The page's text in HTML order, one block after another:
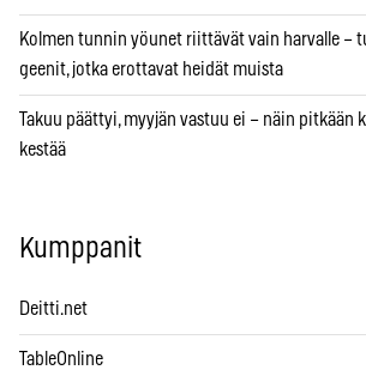
Kolmen tunnin yöunet riittävät vain harvalle –
geenit, jotka erottavat heidät muista
Takuu päättyi, myyjän vastuu ei – näin pitkään
kestää
Kumppanit
Deitti.net
TableOnline